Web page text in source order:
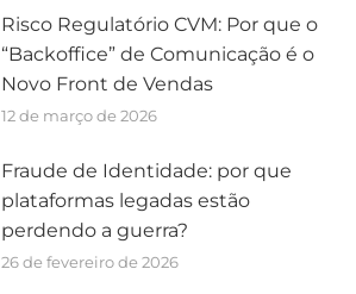
Risco Regulatório CVM: Por que o
“Backoffice” de Comunicação é o
Novo Front de Vendas
12 de março de 2026
Fraude de Identidade: por que
plataformas legadas estão
perdendo a guerra?
26 de fevereiro de 2026